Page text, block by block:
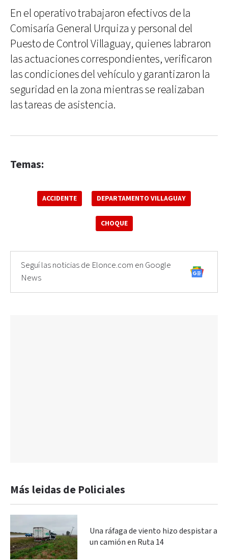
En el operativo trabajaron efectivos de la
Comisaría General Urquiza y personal del
Puesto de Control Villaguay, quienes labraron
las actuaciones correspondientes, verificaron
las condiciones del vehículo y garantizaron la
seguridad en la zona mientras se realizaban
las tareas de asistencia.
Temas:
ACCIDENTE DEPARTAMENTO VILLAGUAY
CHOQUE
Seguí las noticias de Elonce.com en Google
News
Más leidas de Policiales
Una ráfaga de viento hizo despistar a
un camión en Ruta 14